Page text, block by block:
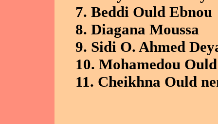
7. Beddi Ould Ebnou
8. Diagana Moussa
9. Sidi O. Ahmed
10. Mohamedou
11. Cheikhna Ould